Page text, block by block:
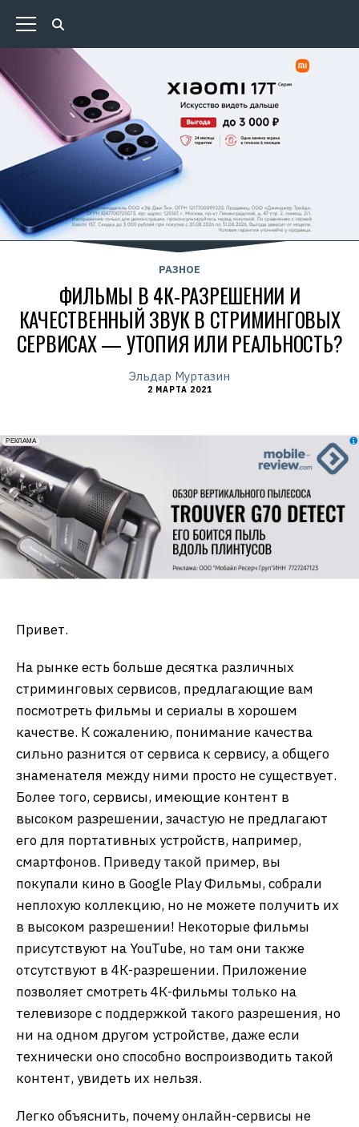
РАЗНОЕ
ФИЛЬМЫ В 4К-РАЗРЕШ­ЕНИИ И
КАЧЕСТВЕННЫЙ ЗВУК В СТРИМИНГОВЫХ
СЕРВИСАХ — УТОПИЯ ИЛИ РЕАЛЬНОСТЬ?
Эльдар Муртазин
2 МАРТА 2021
erid: 2VfnxxmNzs5
РЕКЛАМА
Привет.
На рынке есть больше десятка различных
стриминговых сервисов, предлагающие вам
посмотреть фильмы и сериалы в хорошем
качестве. К сожалению, понимание качества
сильно разнится от сервиса к сервису, а общего
знаменателя между ними просто не существует.
Более того, сервисы, имеющие контент в
высоком разрешении, зачастую не предлагают
его для портативных устройств, например,
смартфонов. Приведу такой пример, вы
покупали кино в Google Play Фильмы, собрали
неплохую коллекцию, но не можете получить их
в высоком разрешении! Некоторые фильмы
присутствуют на YouTube, но там они также
отсутствуют в 4К-разрешении. Приложение
позволяет смотреть 4К-фильмы только на
телевизоре с поддержкой такого разрешения, но
ни на одном другом устройстве, даже если
технически оно способно воспроизводить такой
контент, увидеть их нельзя.
Легко объяснить, почему онлайн-сервисы не